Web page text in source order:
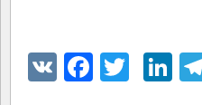
VK